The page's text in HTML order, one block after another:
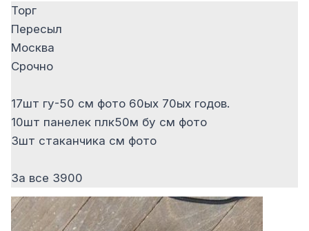
Торг
Пересыл
Москва
Срочно
17шт гу-50 см фото 60ых 70ых годов.
10шт панелек плк50м бу см фото
3шт стаканчика см фото
За все 3900